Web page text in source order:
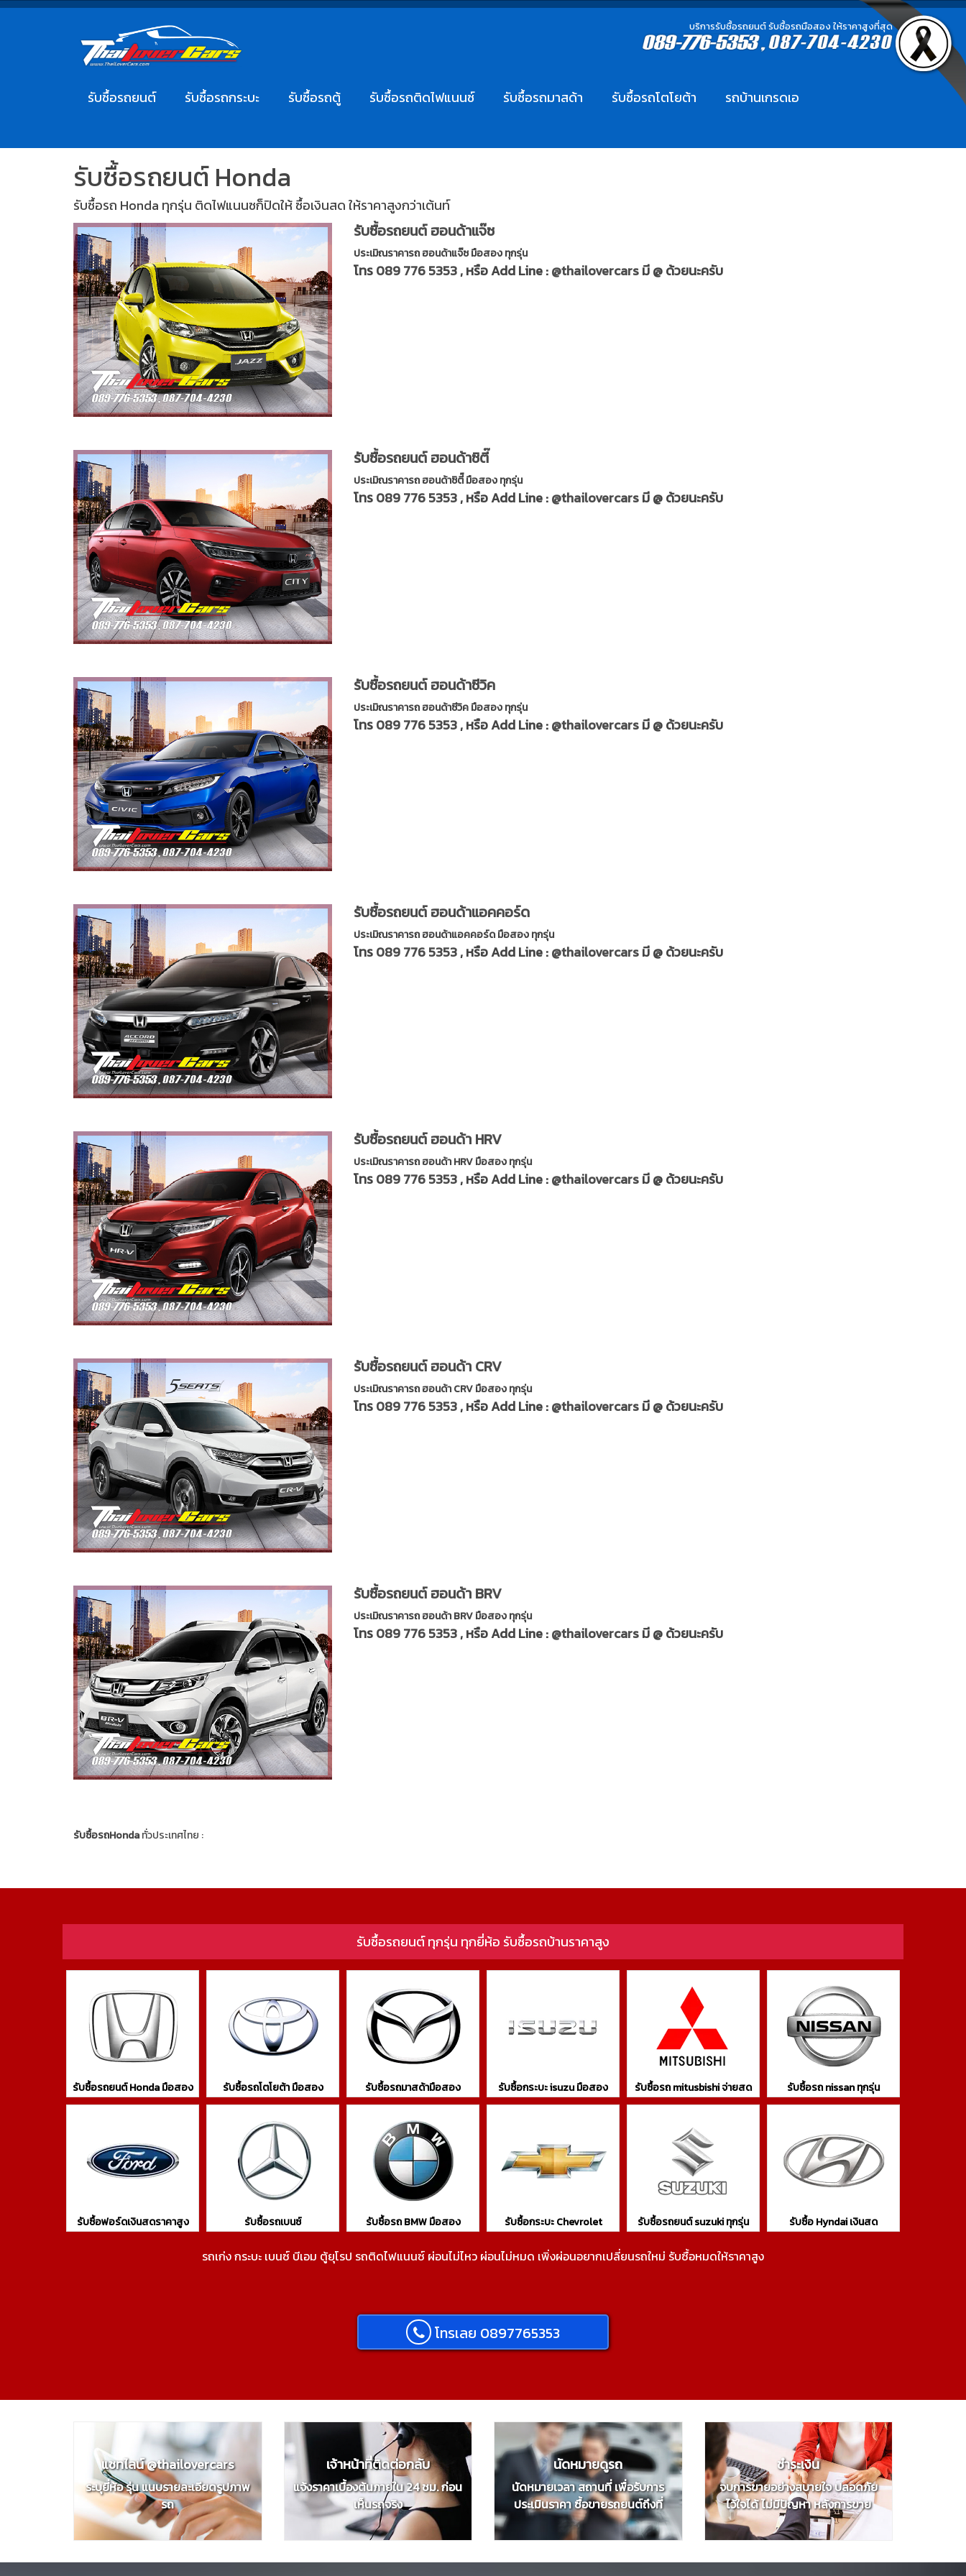
บริการรับซื้อรถยนต์ รับซื้อรถมือสอง ให้ราคาสูงที่สุด
รับซื้อรถยนต์ รับซื้อรถกระบะ รับซื้อรถตู้ รับซื้อรถติดไฟแนนซ์ รับซื้อรถมาสด้า รับซื้อรถโตโยต้า รถบ้านเกรดเอ
รับซื้อรถยนต์ Honda
รับซื้อรถ Honda ทุกรุ่น ติดไฟแนนซก็ปิดให้ ซื้อเงินสด ให้ราคาสูงกว่าเต้นท์
รับซื้อรถยนต์ ฮอนด้าแจ๊ซ
ประเมิณราคารถ ฮอนด้าแจ๊ซ มือสอง ทุกรุ่น
โทร089 776 5353, หรือ Add Line :@thailovercarsมี @ ด้วยนะครับ
รับซื้อรถยนต์ ฮอนด้าซิตี๊
ประเมิณราคารถ ฮอนด้าซิตี๊ มือสอง ทุกรุ่น
โทร089 776 5353, หรือ Add Line :@thailovercarsมี @ ด้วยนะครับ
รับซื้อรถยนต์ ฮอนด้าซีวิค
ประเมิณราคารถ ฮอนด้าซีวิค มือสอง ทุกรุ่น
โทร089 776 5353, หรือ Add Line :@thailovercarsมี @ ด้วยนะครับ
รับซื้อรถยนต์ ฮอนด้าแอคคอร์ด
ประเมิณราคารถ ฮอนด้าแอคคอร์ด มือสอง ทุกรุ่น
โทร089 776 5353, หรือ Add Line :@thailovercarsมี @ ด้วยนะครับ
รับซื้อรถยนต์ ฮอนด้า HRV
ประเมิณราคารถ ฮอนด้า HRV มือสอง ทุกรุ่น
โทร089 776 5353, หรือ Add Line :@thailovercarsมี @ ด้วยนะครับ
รับซื้อรถยนต์ ฮอนด้า CRV
ประเมิณราคารถ ฮอนด้า CRV มือสอง ทุกรุ่น
โทร089 776 5353, หรือ Add Line :@thailovercarsมี @ ด้วยนะครับ
รับซื้อรถยนต์ ฮอนด้า BRV
ประเมิณราคารถ ฮอนด้า BRV มือสอง ทุกรุ่น
โทร089 776 5353, หรือ Add Line :@thailovercarsมี @ ด้วยนะครับ
รับซื้อรถHondaทั่วประเทศไทย :
รับซื้อรถยนต์ ทุกรุ่น ทุกยี่ห้อ รับซื้อรถบ้านราคาสูง
รับซื้อรถยนต์ Honda มือสอง รับซื้อรถโตโยต้า มือสอง รับซื้อรถมาสด้ามือสอง รับซื้อกระบะ isuzu มือสอง รับซื้อรถ mitusbishi จ่ายสด รับซื้อรถ nissan ทุกรุ่น
รับซื้อฟอร์ดเงินสดราคาสูง รับซื้อรถเบนซ์ รับซื้อรถ BMW มือสอง รับซื้อกระบะ Chevrolet รับซื้อรถยนต์ suzuki ทุกรุ่น รับซื้อ Hyndai เงินสด
รถเก่ง กระบะ เบนซ์ บีเอม ตู้ยุโรป รถติดไฟแนนซ์ ผ่อนไม่ไหว ผ่อนไม่หมด เพิ่งผ่อนอยากเปลี่ยนรถใหม่ รับซื้อหมดให้ราคาสูง
โทรเลย 0897765353
แชทไลน์ @thailovercars
ระบุยี่ห้อ รุ่น แนบรายละเอียดรูปภาพ
รถ
เจ้าหน้าที่ติดต่อกลับ
แจ้งราคาเบื้องต้นภายใน 24 ชม. ก่อน
เห็นรถจริง
นัดหมายดูรถ
นัดหมายเวลา สถานที่ เพื่อรับการ
ประเมินราคา ซื้อขายรถยนต์ถึงที่
ชำระเงิน
จบการขายอย่างสบายใจ ปลอดภัย
ไว้ใจได้ ไม่มีปัญหา หลังการขาย